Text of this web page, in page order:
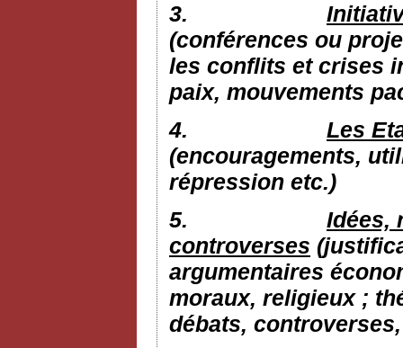
3.
(conférences ou
les conflits et crises
paix, mouvements
4.
Les
(encouragements,
répression etc.)
5.
Idées,
controverses
argumentaires
moraux, religieux ;
débats,